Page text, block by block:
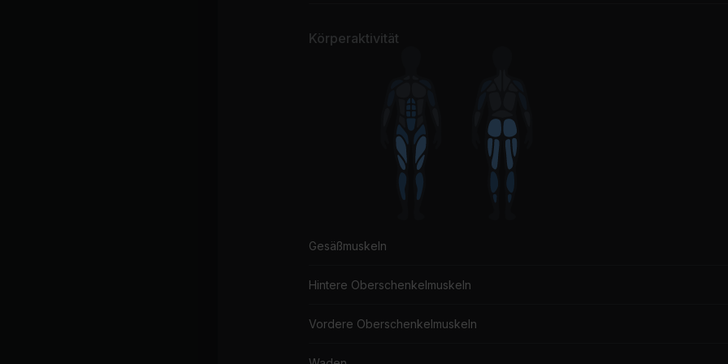
Körperaktivität
Gesäßmuskeln
Hintere Oberschenkelmuskeln
Vordere Oberschenkelmuskeln